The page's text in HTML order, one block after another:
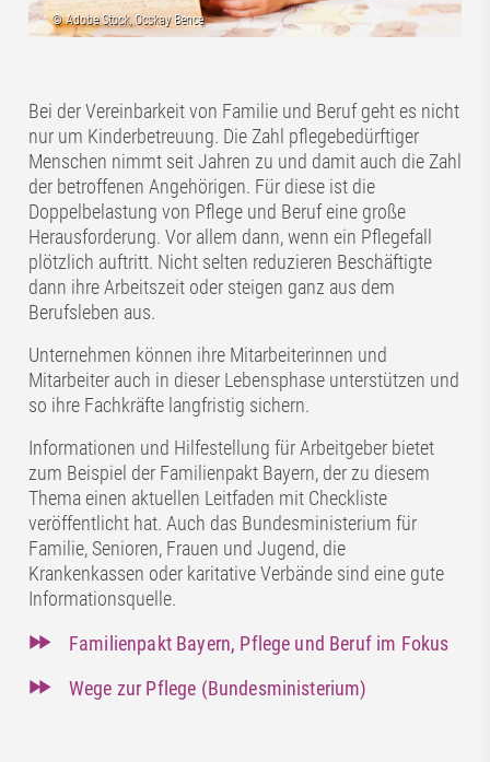
Bei der Vereinbarkeit von Familie und Beruf geht es nicht
nur um Kinderbetreuung. Die Zahl pflegebedürftiger
Menschen nimmt seit Jahren zu und damit auch die Zahl
der betroffenen Angehörigen. Für diese ist die
Doppelbelastung von Pflege und Beruf eine große
Herausforderung. Vor allem dann, wenn ein Pflegefall
plötzlich auftritt. Nicht selten reduzieren Beschäftigte
dann ihre Arbeitszeit oder steigen ganz aus dem
Berufsleben aus.
Unternehmen können ihre Mitarbeiterinnen und
Mitarbeiter auch in dieser Lebensphase unterstützen und
so ihre Fachkräfte langfristig sichern.
Informationen und Hilfestellung für Arbeitgeber bietet
zum Beispiel der Familienpakt Bayern, der zu diesem
Thema einen aktuellen Leitfaden mit Checkliste
veröffentlicht hat. Auch das Bundesministerium für
Familie, Senioren, Frauen und Jugend, die
Krankenkassen oder karitative Verbände sind eine gute
Informationsquelle.
Familienpakt Bayern, Pflege und Beruf im Fokus
Wege zur Pflege (Bundesministerium)